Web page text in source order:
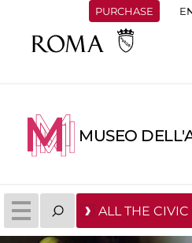
PURCHASE
MUSEO
ALL THE